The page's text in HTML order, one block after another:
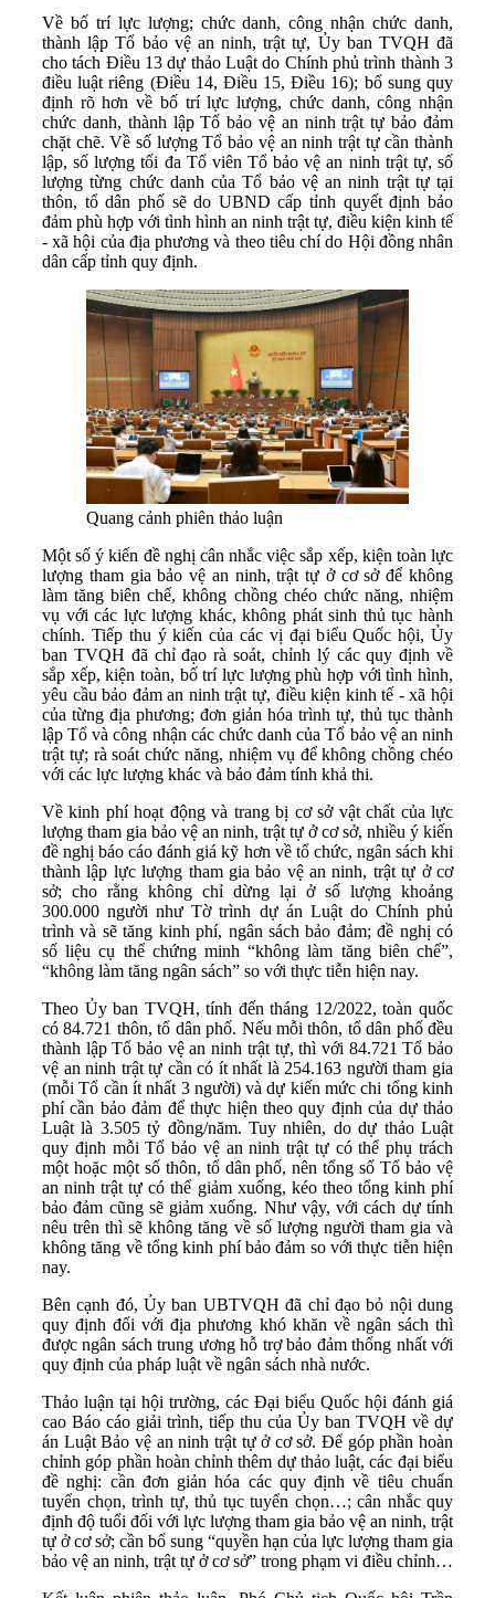
Về bố trí lực lượng; chức danh, công nhận chức danh,
thành lập Tổ bảo vệ an ninh, trật tự, Ủy ban TVQH đã
cho tách Điều 13 dự thảo Luật do Chính phủ trình thành 3
điều luật riêng (Điều 14, Điều 15, Điều 16); bổ sung quy
định rõ hơn về bố trí lực lượng, chức danh, công nhận
chức danh, thành lập Tổ bảo vệ an ninh trật tự bảo đảm
chặt chẽ. Về số lượng Tổ bảo vệ an ninh trật tự cần thành
lập, số lượng tối đa Tổ viên Tổ bảo vệ an ninh trật tự, số
lượng từng chức danh của Tổ bảo vệ an ninh trật tự tại
thôn, tổ dân phố sẽ do UBND cấp tỉnh quyết định bảo
đảm phù hợp với tình hình an ninh trật tự, điều kiện kinh tế
- xã hội của địa phương và theo tiêu chí do Hội đồng nhân
dân cấp tỉnh quy định.
Quang cảnh phiên thảo luận
Một số ý kiến đề nghị cân nhắc việc sắp xếp, kiện toàn lực
lượng tham gia bảo vệ an ninh, trật tự ở cơ sở để không
làm tăng biên chế, không chồng chéo chức năng, nhiệm
vụ với các lực lượng khác, không phát sinh thủ tục hành
chính. Tiếp thu ý kiến của các vị đại biểu Quốc hội, Ủy
ban TVQH đã chỉ đạo rà soát, chỉnh lý các quy định về
sắp xếp, kiện toàn, bố trí lực lượng phù hợp với tình hình,
yêu cầu bảo đảm an ninh trật tự, điều kiện kinh tế - xã hội
của từng địa phương; đơn giản hóa trình tự, thủ tục thành
lập Tổ và công nhận các chức danh của Tổ bảo vệ an ninh
trật tự; rà soát chức năng, nhiệm vụ để không chồng chéo
với các lực lượng khác và bảo đảm tính khả thi.
Về kinh phí hoạt động và trang bị cơ sở vật chất của lực
lượng tham gia bảo vệ an ninh, trật tự ở cơ sở, nhiều ý kiến
đề nghị báo cáo đánh giá kỹ hơn về tổ chức, ngân sách khi
thành lập lực lượng tham gia bảo vệ an ninh, trật tự ở cơ
sở; cho rằng không chỉ dừng lại ở số lượng khoảng
300.000 người như Tờ trình dự án Luật do Chính phủ
trình và sẽ tăng kinh phí, ngân sách bảo đảm; đề nghị có
số liệu cụ thể chứng minh “không làm tăng biên chế”,
“không làm tăng ngân sách” so với thực tiễn hiện nay.
Theo Ủy ban TVQH, tính đến tháng 12/2022, toàn quốc
có 84.721 thôn, tổ dân phố. Nếu mỗi thôn, tổ dân phố đều
thành lập Tổ bảo vệ an ninh trật tự, thì với 84.721 Tổ bảo
vệ an ninh trật tự cần có ít nhất là 254.163 người tham gia
(mỗi Tổ cần ít nhất 3 người) và dự kiến mức chi tổng kinh
phí cần bảo đảm để thực hiện theo quy định của dự thảo
Luật là 3.505 tỷ đồng/năm. Tuy nhiên, do dự thảo Luật
quy định mỗi Tổ bảo vệ an ninh trật tự có thể phụ trách
một hoặc một số thôn, tổ dân phố, nên tổng số Tổ bảo vệ
an ninh trật tự có thể giảm xuống, kéo theo tổng kinh phí
bảo đảm cũng sẽ giảm xuống. Như vậy, với cách dự tính
nêu trên thì sẽ không tăng về số lượng người tham gia và
không tăng về tổng kinh phí bảo đảm so với thực tiễn hiện
nay.
Bên cạnh đó, Ủy ban UBTVQH đã chỉ đạo bỏ nội dung
quy định đối với địa phương khó khăn về ngân sách thì
được ngân sách trung ương hỗ trợ bảo đảm thống nhất với
quy định của pháp luật về ngân sách nhà nước.
Thảo luận tại hội trường, các Đại biểu Quốc hội đánh giá
cao Báo cáo giải trình, tiếp thu của Ủy ban TVQH về dự
án Luật Bảo vệ an ninh trật tự ở cơ sở. Để góp phần hoàn
chỉnh góp phần hoàn chỉnh thêm dự thảo luật, các đại biểu
đề nghị: cần đơn giản hóa các quy định về tiêu chuẩn
tuyển chọn, trình tự, thủ tục tuyển chọn…; cân nhắc quy
định độ tuổi đối với lực lượng tham gia bảo vệ an ninh, trật
tự ở cơ sở; cần bổ sung “quyền hạn của lực lượng tham gia
bảo vệ an ninh, trật tự ở cơ sở” trong phạm vi điều chỉnh…